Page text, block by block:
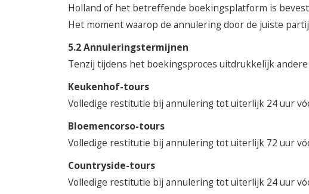
Holland of het betreffende boekingsplatform is
Het moment waarop de annulering door de juiste
5.2 Annuleringstermijnen
Tenzij tijdens het boekingsproces uitdrukkelijk
Keukenhof-tours
Volledige restitutie bij annulering tot uiterlijk 24 uur
Bloemencorso-tours
Volledige restitutie bij annulering tot uiterlijk 72 uur
Countryside-tours
Volledige restitutie bij annulering tot uiterlijk 24 uur